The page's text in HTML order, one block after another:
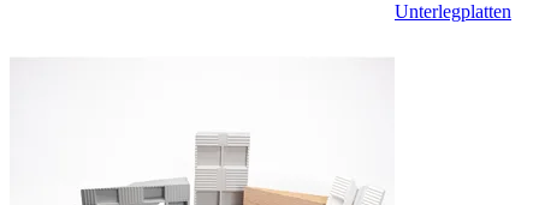
Unterlegplatten